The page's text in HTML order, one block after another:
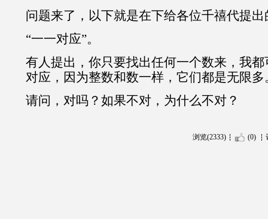
问题来了，以下就是在下给各位千禧代提
“一一对应”。
有人提出，你只要找出任何一个数来，我
对应，因为整数和数一样，它们都是无限多
请问，对吗？如果不对，为什么不对？
浏览(2333) (0)